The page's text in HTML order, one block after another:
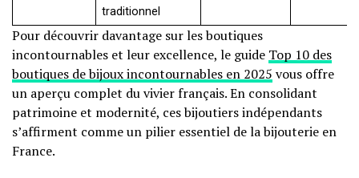
traditionnel
Pour découvrir davantage sur les boutiques
incontournables et leur excellence, le guide Top 10 des
boutiques de bijoux incontournables en 2025 vous offre
un aperçu complet du vivier français. En consolidant
patrimoine et modernité, ces bijoutiers indépendants
s’affirment comme un pilier essentiel de la bijouterie en
France.